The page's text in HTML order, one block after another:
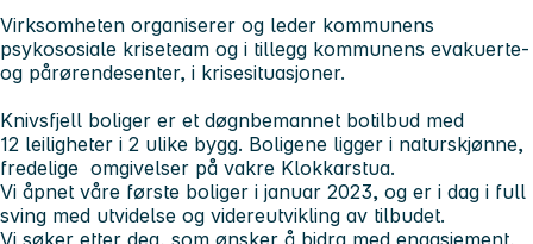
Virksomheten organiserer og leder kommunens
psykososiale kriseteam og i tillegg kommunens evakuerte-
og pårørendesenter, i krisesituasjoner.
Knivsfjell boliger er et døgnbemannet botilbud med
12 leiligheter i 2 ulike bygg. Boligene ligger i naturskjønne,
fredelige omgivelser på vakre Klokkarstua.
Vi åpnet våre første boliger i januar 2023, og er i dag i full
sving med utvidelse og videreutvikling av tilbudet.
Vi søker etter deg, som ønsker å bidra med engasjement,